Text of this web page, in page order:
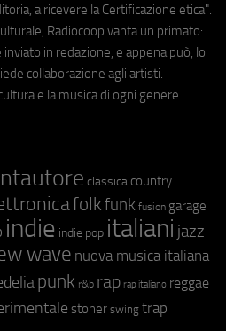
a ricevere la Certificazione etica".
Radiocoop vanta un primato:
in redazione, e appena può, lo
collaborazione agli artisti.
e la musica di ogni genere.
classica country
folkfunk fusion garage
indie indie pop italiani jazz
wave nuova musica italiana
punk r&b rap rap italiano reggae
stoner swing trap